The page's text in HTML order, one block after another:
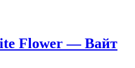
Flower — Вайт